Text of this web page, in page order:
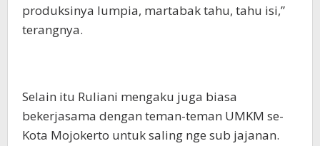
produksinya lumpia, martabak tahu, tahu isi,”
terangnya.
Selain itu Ruliani mengaku juga biasa
bekerjasama dengan teman-teman UMKM se-
Kota Mojokerto untuk saling nge sub jajanan.